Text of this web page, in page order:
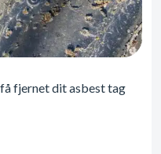
fjernet dit asbest tag